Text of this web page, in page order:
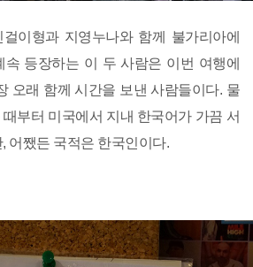
이형과 지영누나와 함께 불가리아에
속 등장하는 이 두 사람은 이번 여행에
오래 함께 시간을 보낸 사람들이다. 물
부터 미국에서 지내 한국어가 가끔 서
어쨌든 국적은 한국인이다.